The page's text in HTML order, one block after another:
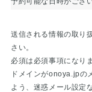
送信される情報の取り
さい。
必須は必須事項になり
ドメインがonoya.jpの
よう、迷惑メール設定